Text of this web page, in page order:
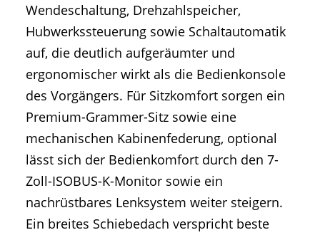
Wendeschaltung, Drehzahlspeicher,
Hubwerkssteuerung sowie Schaltautomatik
auf, die deutlich aufgeräumter und
ergonomischer wirkt als die Bedienkonsole
des Vorgängers. Für Sitzkomfort sorgen ein
Premium-Grammer-Sitz sowie eine
mechanischen Kabinenfederung, optional
lässt sich der Bedienkomfort durch den 7-
Zoll-ISOBUS-K-Monitor sowie ein
nachrüstbares Lenksystem weiter steigern.
Ein breites Schiebedach verspricht beste